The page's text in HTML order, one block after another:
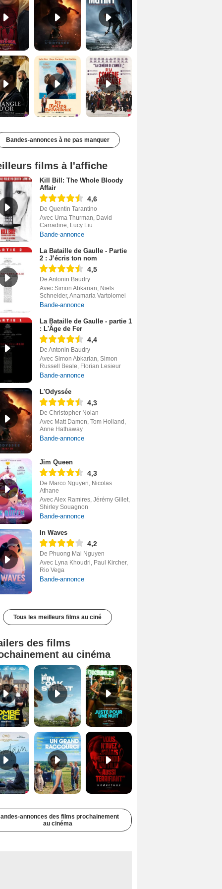
Les Matins merveilleux Bande-annonce VF De la Comédie-Française Teaser VF
Bandes-annonces à ne pas manquer
films à l'affiche
Kill Bill: The Whole Bloody
Affair
4,6
De Quentin Tarantino
Avec Uma Thurman, David
Carradine, Lucy Liu
Bande-annonce
La Bataille de Gaulle - Partie
2 : J’écris ton nom
4,5
De Antonin Baudry
Avec Simon Abkarian, Niels
Schneider, Anamaria Vartolomei
Bande-annonce
La Bataille de Gaulle - partie 1
: L'Âge de Fer
4,4
De Antonin Baudry
Avec Simon Abkarian, Simon
Russell Beale, Florian Lesieur
Bande-annonce
L'Odyssée
4,3
De Christopher Nolan
Avec Matt Damon, Tom Holland,
Anne Hathaway
Bande-annonce
Jim Queen
4,3
De Marco Nguyen, Nicolas
Athane
Avec Alex Ramires, Jérémy Gillet,
Shirley Souagnon
Bande-annonce
In Waves
4,2
De Phuong Mai Nguyen
Avec Lyna Khoudri, Paul Kircher,
Rio Vega
Bande-annonce
Tous les meilleurs films au ciné
des films
au cinéma
Tombé du ciel Bande-annonce VF La fin d’Oak Street Bande-annonce VO STFR
Soudain Bande-annonce VF STFR Un grand raccourci Bande-annonce VF
annonces des films prochainement
au cinéma